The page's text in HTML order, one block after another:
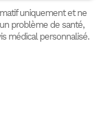
uniquement et ne
problème de santé,
médical personnalisé.